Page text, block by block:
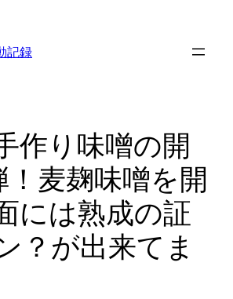
記録
作り味噌の開
麦麹味噌を開
には熟成の証
？が出来てま